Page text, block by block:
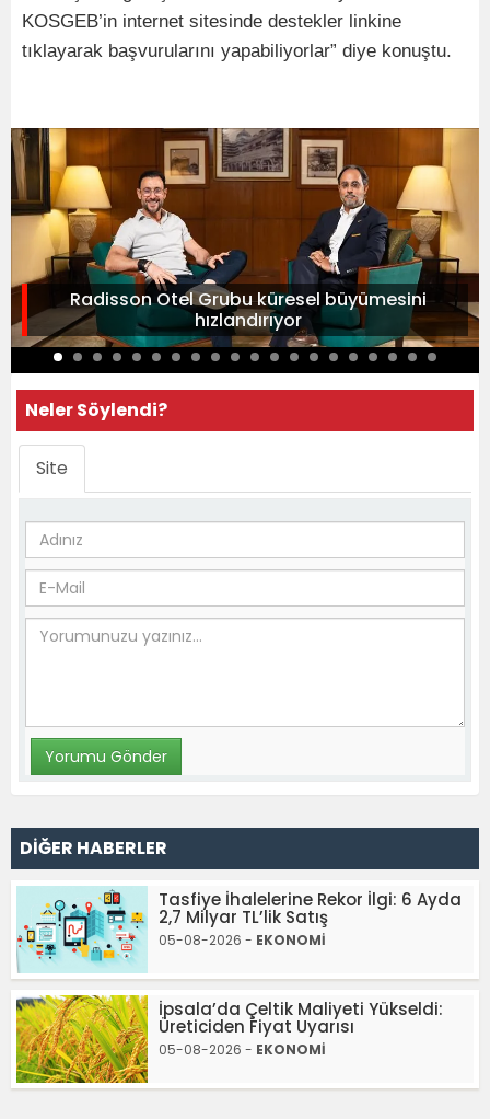
KOSGEB’in internet sitesinde destekler linkine
tıklayarak başvurularını yapabiliyorlar” diye konuştu.
Radisson Otel Grubu küresel büyümesini
hızlandırıyor
Neler Söylendi?
Site
DİĞER HABERLER
Tasfiye İhalelerine Rekor İlgi: 6 Ayda
2,7 Milyar TL’lik Satış
05-08-2026 - EKONOMİ
İpsala’da Çeltik Maliyeti Yükseldi:
Üreticiden Fiyat Uyarısı
05-08-2026 - EKONOMİ